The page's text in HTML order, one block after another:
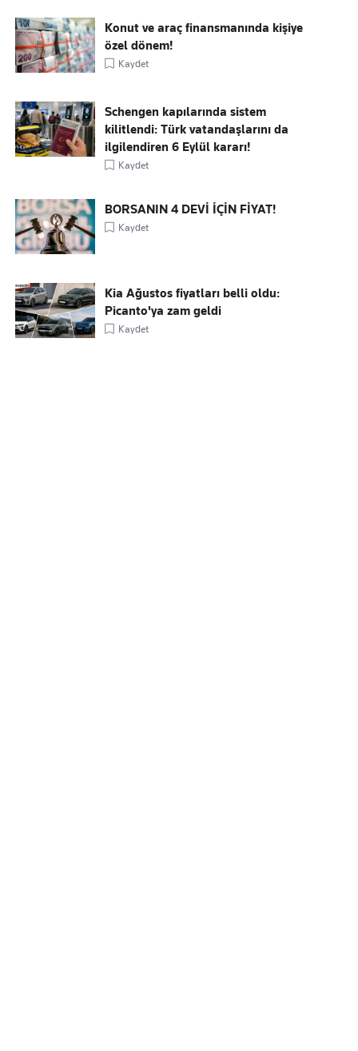
Konut ve araç finansmanında kişiye
özel dönem!
Kaydet
Schengen kapılarında sistem
kilitlendi: Türk vatandaşlarını da
ilgilendiren 6 Eylül kararı!
Kaydet
BORSANIN 4 DEVİ İÇİN FİYAT!
Kaydet
Kia Ağustos fiyatları belli oldu:
Picanto'ya zam geldi
Kaydet